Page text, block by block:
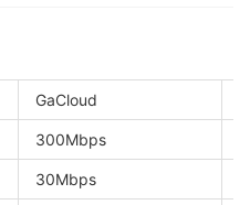
GaCloud
300Mbps
30Mbps